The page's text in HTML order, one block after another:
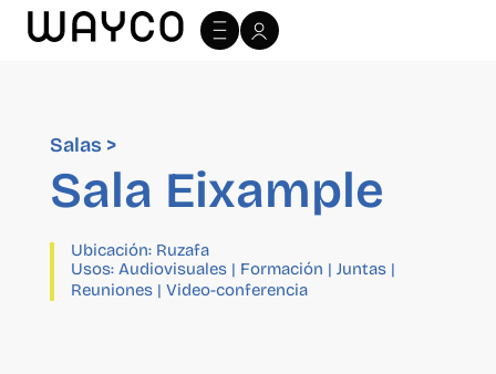
Salas >
Sala Eixample
Ubicación: Ruzafa
Usos: Audiovisuales| Formación | Juntas|
Reuniones| Video-conferencia